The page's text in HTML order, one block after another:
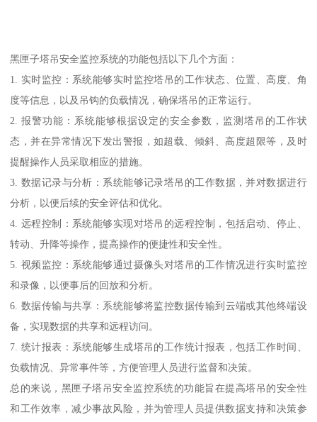
黑匣子塔吊安全监控系统的功能包括以下几个方面：
1. 实时监控：系统能够实时监控塔吊的工作状态、位置、高度、角
度等信息，以及吊钩的负载情况，确保塔吊的正常运行。
2. 报警功能：系统能够根据设定的安全参数，监测塔吊的工作状
态，并在异常情况下发出警报，如超载、倾斜、高度超限等，及时
提醒操作人员采取相应的措施。
3. 数据记录与分析：系统能够记录塔吊的工作数据，并对数据进行
分析，以便后续的安全评估和优化。
4. 远程控制：系统能够实现对塔吊的远程控制，包括启动、停止、
转动、升降等操作，提高操作的便捷性和安全性。
5. 视频监控：系统能够通过摄像头对塔吊的工作情况进行实时监控
和录像，以便事后的回放和分析。
6. 数据传输与共享：系统能够将监控数据传输到云端或其他终端设
备，实现数据的共享和远程访问。
7. 统计报表：系统能够生成塔吊的工作统计报表，包括工作时间、
负载情况、异常事件等，方便管理人员进行监督和决策。
总的来说，黑匣子塔吊安全监控系统的功能旨在提高塔吊的安全性
和工作效率，减少事故风险，并为管理人员提供数据支持和决策参